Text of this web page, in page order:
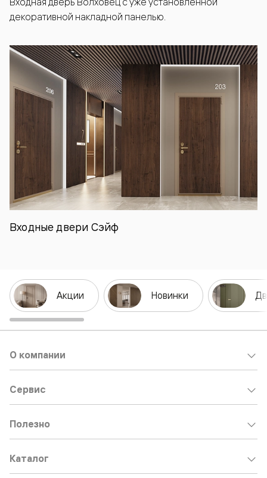
декоративной накладной панелью.
Входные двери Сэйф
Акции Новинки
О компании
Сервис
Полезно
Каталог